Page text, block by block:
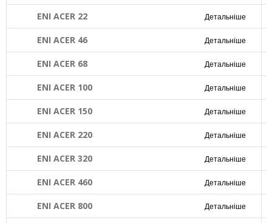
ENI ACER 22 Детальніше
ENI ACER 46 Детальніше
ENI ACER 68 Детальніше
ENI ACER 100 Детальніше
ENI ACER 150 Детальніше
ENI ACER 220 Детальніше
ENI ACER 320 Детальніше
ENI ACER 460 Детальніше
ENI ACER 800 Детальніше